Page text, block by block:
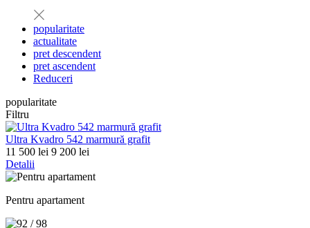
popularitate
actualitate
pret descendent
pret ascendent
Reduceri
popularitate
Filtru
Ultra Kvadro 542 marmură grafit
11 500 lei 9 200 lei
Detalii
Pentru apartament